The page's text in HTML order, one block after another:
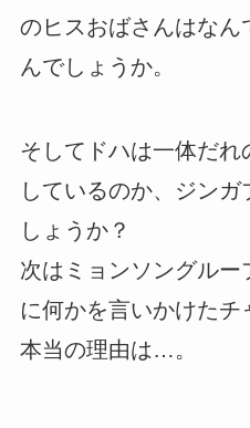
のヒスおばさんはなん
んでしょうか。
そしてドハは一体だれ
しているのか、ジン
しょうか？
次はミョンソングル
に何かを言いかけた
本当の理由は…。